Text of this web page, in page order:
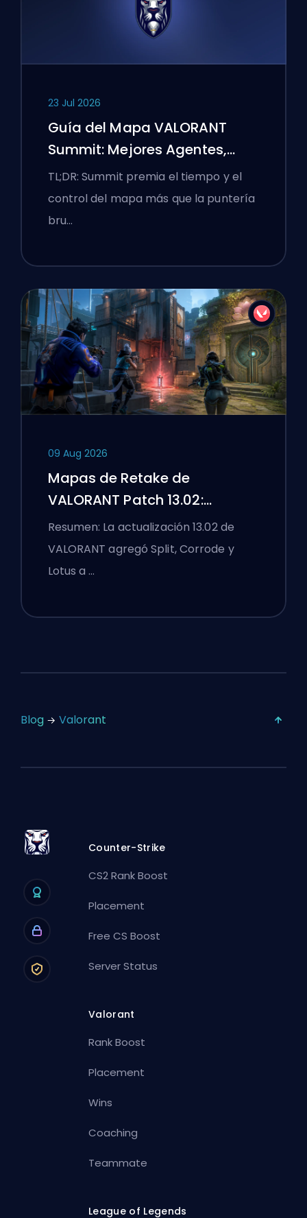
23 Jul 2026
Guía del Mapa VALORANT
Summit: Mejores Agentes,
Llamadas y Humos
TL;DR: Summit premia el tiempo y el
control del mapa más que la puntería
bru…
09 Aug 2026
Mapas de Retake de
VALORANT Patch 13.02:
Practica Split, Corrode y Lotus
Resumen: La actualización 13.02 de
VALORANT agregó Split, Corrode y
Lotus a …
Blog Valorant
Counter-Strike
CS2 Rank Boost
Placement
Free CS Boost
Server Status
Valorant
Rank Boost
Placement
Wins
Coaching
Teammate
League of Legends